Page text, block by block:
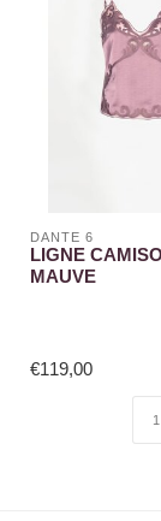
DANTE 6
LIGNE
MAUVE
€119,00